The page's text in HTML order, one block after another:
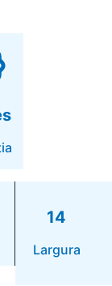
14
Largura